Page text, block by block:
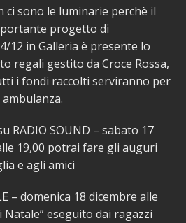
ci sono le luminarie perchè il
progetto di
12 in Galleria è presente lo
regali gestito da Croce Rossa,
i fondi raccolti serviranno per
RADIO SOUND – sabato 17
19,00 potrai fare gli auguri
e agli amici
– domenica 18 dicembre alle
Natale” eseguito dai ragazzi